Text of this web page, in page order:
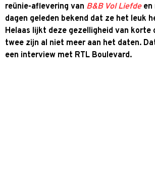
reünie-aflevering van B&B Vol Liefdeen
dagen geleden bekend dat ze het leuk
Helaas lijkt deze gezelligheid van korte
twee zijn al niet meer aan het daten.
een interview met RTL Boulevard.